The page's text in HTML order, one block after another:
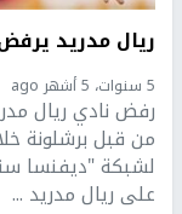
ريال مدريد
5 سنوات، 5 أشهر ago
رفض نادي ريال
من قبل برشلونة
لشبكة "ديفنسا
على ريال مدريد ...